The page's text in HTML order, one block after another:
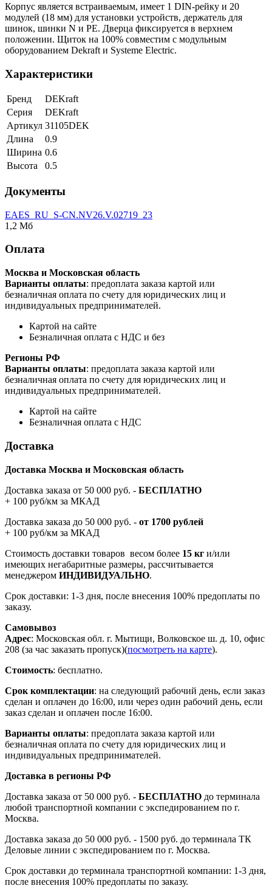
Корпус является встраиваемым, имеет 1 DIN-рейку и 20
модулей (18 мм) для установки устройств, держатель для
шинок, шинки N и PE. Дверца фиксируется в верхнем
положении. Щиток на 100% совместим с модульным
оборудованием Dekraft и Systeme Electric.
Характеристики
Бренд
DEKraft
Серия
DEKraft
Артикул 31105DEK
Длина
0.9
Ширина 0.6
Высота
0.5
Документы
EAES_RU_S-CN.NV26.V.02719_23
1,2 Мб
Оплата
Москва и Московская область
Варианты оплаты: предоплата заказа картой или
безналичная оплата по счету для юридических лиц и
индивидуальных предпринимателей.
Картой на сайте
Безналичная оплата с НДС и без
Регионы РФ
Варианты оплаты: предоплата заказа картой или
безналичная оплата по счету для юридических лиц и
индивидуальных предпринимателей.
Картой на сайте
Безналичная оплата с НДС
Доставка
Доставка Москва и Московская область
Доставка заказа от 50 000 руб. - БЕСПЛАТНО
+ 100 руб/км за МКАД
Доставка заказа до 50 000 руб. - от 1700 рублей
+ 100 руб/км за МКАД
Стоимость доставки товаров весом более 15 кг и/или
имеющих негабаритные размеры, рассчитывается
менеджером ИНДИВИДУАЛЬНО.
Срок доставки: 1-3 дня, после внесения 100% предоплаты по
заказу.
Самовывоз
Адрес: Московская обл. г. Мытищи, Волковское ш. д. 10, офис
208 (за час заказать пропуск)(посмотреть на карте).
Стоимость: бесплатно.
Срок комплектации: на следующий рабочий день, если заказ
сделан и оплачен до 16:00, или через один рабочий день, если
заказ сделан и оплачен после 16:00.
Варианты оплаты: предоплата заказа картой или
безналичная оплата по счету для юридических лиц и
индивидуальных предпринимателей.
Доставка в регионы РФ
Доставка заказа от 50 000 руб. - БЕСПЛАТНО до терминала
любой транспортной компании с экспедированием по г.
Москва.
Доставка заказа до 50 000 руб. - 1500 руб. до терминала ТК
Деловые линии с экспедированием по г. Москва.
Срок доставки до терминала транспортной компании: 1-3 дня,
после внесения 100% предоплаты по заказу.